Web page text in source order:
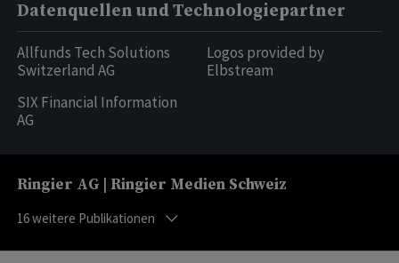
Datenquellen und Technologiepartner
Allfunds Tech Solutions
Switzerland AG
SIX Financial Information
AG
Logos provided by
Elbstream
Ringier AG | Ringier Medien Schweiz
16weitere Publikationen